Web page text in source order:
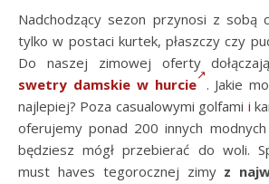
Nadchodzący sezon przynosi z sobą ciepłe otulenie. Nie
tylko w postaci kurtek, płaszczy czy
Do naszej zimowej oferty
swetry damskie w hurcie . Jakie
najlepiej? Poza casualowymi golfami i
oferujemy ponad 200 innych
będziesz mógł przebierać do woli.
must haves tegorocznej zimy z